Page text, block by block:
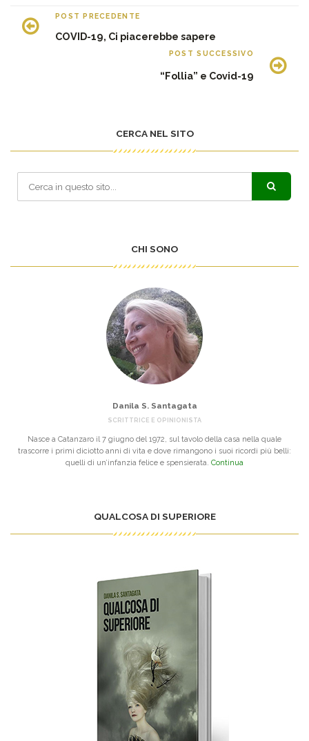
POST PRECEDENTE
COVID-19, Ci piacerebbe sapere
POST SUCCESSIVO
“Follia” e Covid-19
CERCA NEL SITO
CHI SONO
Danila S. Santagata
SCRITTRICE E OPINIONISTA
Nasce a Catanzaro il 7 giugno del 1972, sul tavolo della casa nella quale
trascorre i primi diciotto anni di vita e dove rimangono i suoi ricordi più belli:
quelli di un’infanzia felice e spensierata. Continua
QUALCOSA DI SUPERIORE